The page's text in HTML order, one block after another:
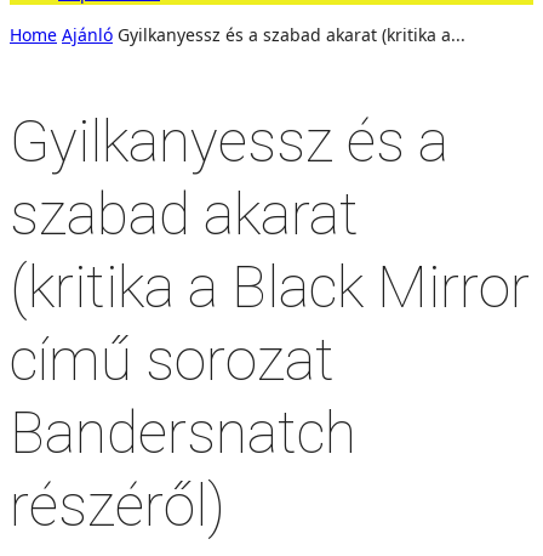
Home Ajánló Gyilkanyessz és a szabad akarat (kritika a...
Gyilkanyessz és a
szabad akarat
(kritika a Black Mirror
című sorozat
Bandersnatch
részéről)